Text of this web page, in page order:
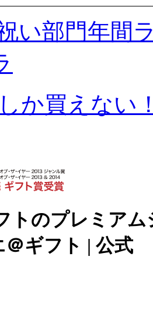
い部門年間
か買えない
トのプレミアム
ギフト | 公式